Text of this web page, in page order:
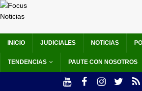
INICIO JUDICIALES NOTICIAS
TENDENCIAS PAUTE CON NOSOTROS